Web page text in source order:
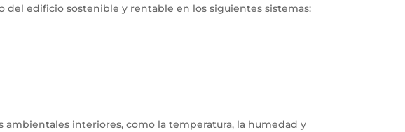
edificio sostenible y rentable en los siguientes sistemas:
interiores, como la temperatura, la humedad y